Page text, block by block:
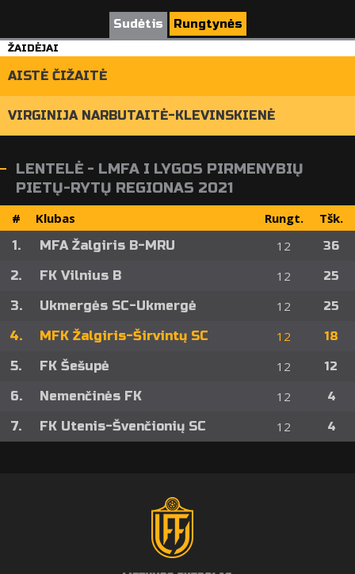
Sudėtis Rungtynės
ŽAIDĖJAI
AISTĖ ČIŽAITĖ
VIRGINIJA NARBUTAITĖ-KLEVINSKIENĖ
LENTELĖ - LMFA I LYGOS PIRMENYBIŲ
PIETŲ-RYTŲ REGIONAS 2021
# Klubas Rungt. Tšk.
1. MFA Žalgiris B-MRU 12 36
2. FK Vilnius B 12 25
3. Ukmergės SC-Ukmergė 12 25
4. MFK Žalgiris-Širvintų SC 12 18
5. FK Šešupė 12 12
6. Nemenčinės FK 12 4
7. FK Utenis-Švenčionių SC 12 4